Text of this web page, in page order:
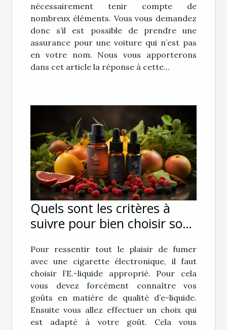
nécessairement tenir compte de
nombreux éléments. Vous vous demandez
donc s’il est possible de prendre une
assurance pour une voiture qui n’est pas
en votre nom. Nous vous apporterons
dans cet article la réponse à cette...
Quels sont les critères à
suivre pour bien choisir son
électronique ?
Pour ressentir tout le plaisir de fumer
avec une cigarette électronique, il faut
choisir l’E.-liquide approprié. Pour cela
vous devez forcément connaître vos
goûts en matière de qualité d’e-liquide.
Ensuite vous allez effectuer un choix qui
est adapté à votre goût. Cela vous